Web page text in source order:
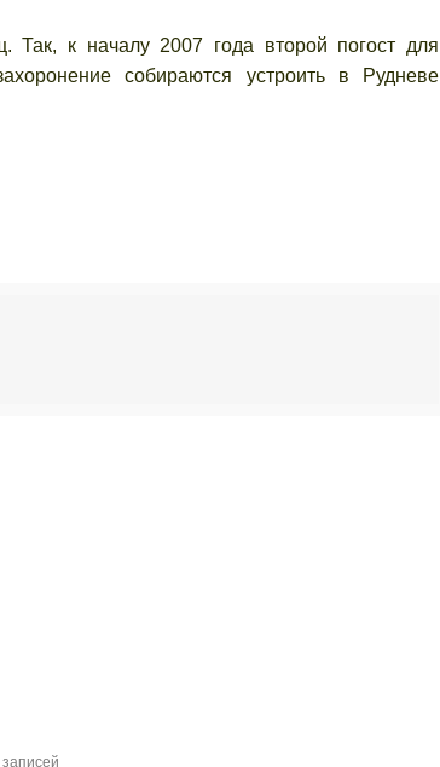
к началу 2007 года второй погост для
собираются устроить в Рудневе